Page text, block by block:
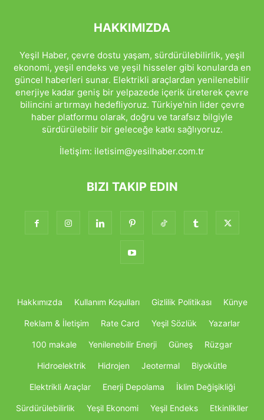
HAKKIMIZDA
Yeşil Haber, çevre dostu yaşam, sürdürülebilirlik, yeşil
ekonomi, yeşil endeks ve yeşil hisseler gibi konularda en
güncel haberleri sunar. Elektrikli araçlardan yenilenebilir
enerjiye kadar geniş bir yelpazede içerik üreterek çevre
bilincini artırmayı hedefliyoruz. Türkiye'nin lider çevre
haber platformu olarak, doğru ve tarafsız bilgiyle
sürdürülebilir bir geleceğe katkı sağlıyoruz.
İletişim: iletisim@yesilhaber.com.tr
BIZI TAKIP EDIN
Hakkımızda Kullanım Koşulları Gizlilik Politikası Künye
Reklam & İletişim Rate Card Yeşil Sözlük Yazarlar
100 makale Yenilenebilir Enerji Güneş Rüzgar
Hidroelektrik Hidrojen Jeotermal Biyokütle
Elektrikli Araçlar Enerji Depolama İklim Değişikliği
Sürdürülebilirlik Yeşil Ekonomi Yeşil Endeks Etkinlikller